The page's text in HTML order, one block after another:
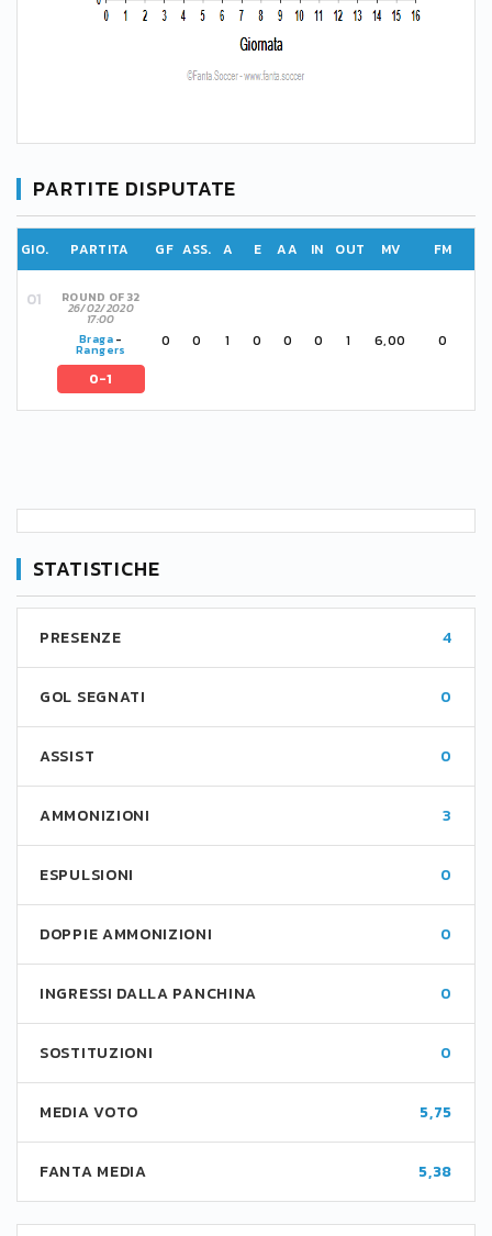
PARTITE DISPUTATE
GIO. PARTITA GF ASS. A E AA IN OUT MV FM
ROUND OF 32
26/02/2020
17:00
Braga-
Rangers
0-1
0 0 1 0 0 0 1 6,00 0
STATISTICHE
PRESENZE 4
GOL SEGNATI 0
ASSIST 0
AMMONIZIONI 3
ESPULSIONI 0
DOPPIE AMMONIZIONI 0
INGRESSI DALLA PANCHINA 0
SOSTITUZIONI 0
MEDIA VOTO 5,75
FANTA MEDIA 5,38